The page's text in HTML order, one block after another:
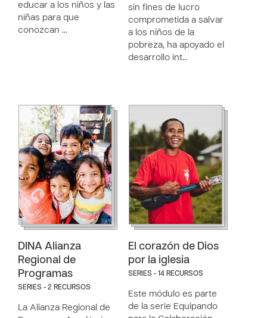
educar a los niños y las
niñas para que
conozcan …
sin fines de lucro
comprometida a salvar
a los niños de la
pobreza, ha apoyado el
desarrollo int…
DINA Alianza
Regional de
Programas
SERIES - 2 RECURSOS
La Alianza Regional de
El corazón de Dios
por la iglesia
SERIES - 14 RECURSOS
Este módulo es parte
de la serie Equipando